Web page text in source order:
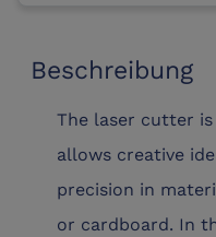
Beschreibung
The laser cutter
allows creative
precision in
or cardboard. In